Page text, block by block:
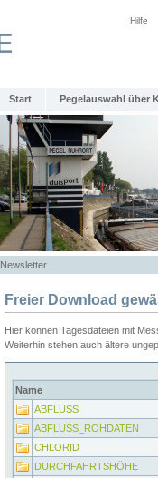
Hilfe
Start Pegelauswahl über
Newsletter
Freier Download
Hier können Tagesdateien mit
Weiterhin stehen auch ältere
Name
ABFLUSS
ABFLUSS_ROHDATEN
CHLORID
DURCHFAHRTSHÖHE